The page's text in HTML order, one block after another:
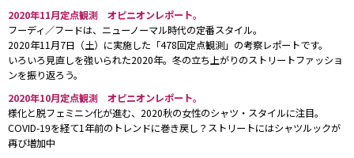
とその前に、 3月の「定点観測」（3月6日実施）
り返っておきましょう。ちょうど緊急事態宣言がさらに2
週間延長、という発表があった週末でしたが、東京の街
は、2月半ばごろからすっかり人が戻ってきており、とく
に週末は大賑わい。通年より桜の開花がやや早まったと
いうこともあってか、都内の名所は静かに盛り上がって
いました。
2020年11月定点観測 オピニオンレポート。
フーディ／フードは、ニューノーマル時代の定番スタイル。
2020年11月7日（土）に実施した「478回定点観測」の考察レポートです。
いろいろ見直しを強いられた2020年。冬の立ち上がりのストリートファッショ
ンを振り返ろう。
2020年10月定点観測 オピニオンレポート。
様化と脱フェミニン化が進む、2020秋の女性のシャツ・スタイルに注目。
COVID-19を経て1年前のトレンドに巻き戻し？ストリートにはシャツルックが
再び増加中